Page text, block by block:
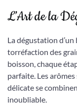
L’Art de la
La dégustation
torréfaction des
boisson, chaque
parfaite. Les
délicate se
inoubliable.